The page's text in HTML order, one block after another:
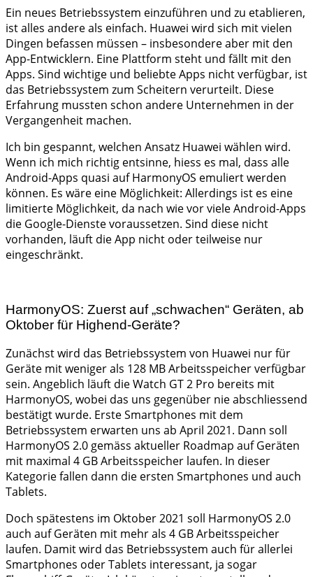
Ein neues Betriebssystem einzuführen und zu etablieren,
ist alles andere als einfach. Huawei wird sich mit vielen
Dingen befassen müssen – insbesondere aber mit den
App-Entwicklern. Eine Plattform steht und fällt mit den
Apps. Sind wichtige und beliebte Apps nicht verfügbar, ist
das Betriebssystem zum Scheitern verurteilt. Diese
Erfahrung mussten schon andere Unternehmen in der
Vergangenheit machen.
Ich bin gespannt, welchen Ansatz Huawei wählen wird.
Wenn ich mich richtig entsinne, hiess es mal, dass alle
Android-Apps quasi auf HarmonyOS emuliert werden
können. Es wäre eine Möglichkeit: Allerdings ist es eine
limitierte Möglichkeit, da nach wie vor viele Android-Apps
die Google-Dienste voraussetzen. Sind diese nicht
vorhanden, läuft die App nicht oder teilweise nur
eingeschränkt.
HarmonyOS: Zuerst auf „schwachen“ Geräten, ab
Oktober für Highend-Geräte?
Zunächst wird das Betriebssystem von Huawei nur für
Geräte mit weniger als 128 MB Arbeitsspeicher verfügbar
sein. Angeblich läuft die Watch GT 2 Pro bereits mit
HarmonyOS, wobei das uns gegenüber nie abschliessend
bestätigt wurde. Erste Smartphones mit dem
Betriebssystem erwarten uns ab April 2021. Dann soll
HarmonyOS 2.0 gemäss aktueller Roadmap auf Geräten
mit maximal 4 GB Arbeitsspeicher laufen. In dieser
Kategorie fallen dann die ersten Smartphones und auch
Tablets.
Doch spätestens im Oktober 2021 soll HarmonyOS 2.0
auch auf Geräten mit mehr als 4 GB Arbeitsspeicher
laufen. Damit wird das Betriebssystem auch für allerlei
Smartphones oder Tablets interessant, ja sogar